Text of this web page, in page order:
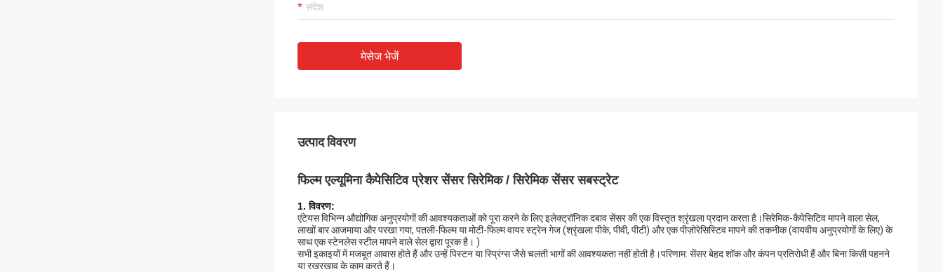
मेसेज भेजें
उत्पाद विवरण
फिल्म एल्यूमिना कैपेसिटिव प्रेशर सेंसर सिरेमिक / सिरेमिक सेंसर सबस्ट्रेट
1. विवरण:
एंटेयस विभिन्न औद्योगिक अनुप्रयोगों की आवश्यकताओं को पूरा करने के लिए इलेक्ट्रॉनिक दबाव सेंसर की एक विस्तृत श्रृंखला प्रदान करता है।सिरेमिक-कैपेसिटिव मापने वाला सेल,
लाखों बार आजमाया और परखा गया, पतली-फिल्म या मोटी-फिल्म वायर स्ट्रेन गेज (श्रृंखला पीके, पीवी, पीटी) और एक पीज़ोरेसिस्टिव मापने की तकनीक (वायवीय अनुप्रयोगों के लिए) के
साथ एक स्टेनलेस स्टील मापने वाले सेल द्वारा पूरक है। )
सभी इकाइयों में मजबूत आवास होते हैं और उन्हें पिस्टन या स्प्रिंग्स जैसे चलती भागों की आवश्यकता नहीं होती है।परिणाम: सेंसर बेहद शॉक और कंपन प्रतिरोधी हैं और बिना किसी पहनने
या रखरखाव के काम करते हैं।